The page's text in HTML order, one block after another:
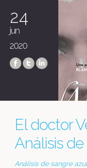
24
jun
2020
El doctor
Análisis
Análisis de sangre azul